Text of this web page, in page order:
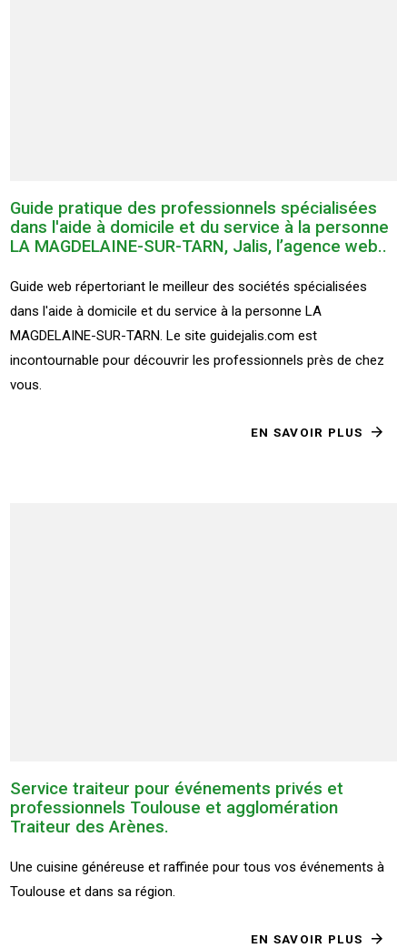
Guide pratique des professionnels spécialisées
dans l'aide à domicile et du service à la personne
LA MAGDELAINE-SUR-TARN, Jalis, l’agence web..
Guide web répertoriant le meilleur des sociétés spécialisées
dans l'aide à domicile et du service à la personne LA
MAGDELAINE-SUR-TARN. Le site guidejalis.com est
incontournable pour découvrir les professionnels près de chez
vous.
EN SAVOIR PLUS
Service traiteur pour événements privés et
professionnels Toulouse et agglomération
Traiteur des Arènes.
Une cuisine généreuse et raffinée pour tous vos événements à
Toulouse et dans sa région.
EN SAVOIR PLUS